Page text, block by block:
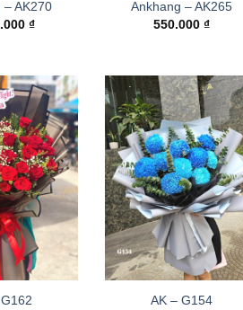
– AK270
₫
Ankhang – AK265
550.000 ₫
AK – G154